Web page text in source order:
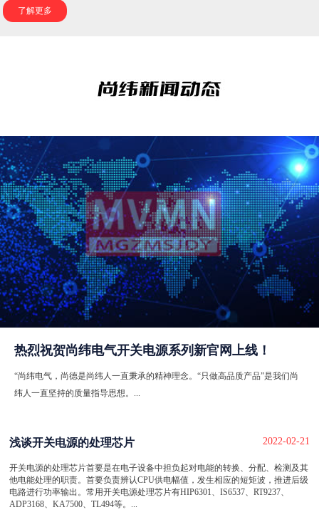
了解更多
热烈祝贺尚纬电气开关电源系列新官网上线！
“尚纬电气，尚德是尚纬人一直秉承的精神理念。“只做高品质产品”是我们尚
纬人一直坚持的质量指导思想。...
浅谈开关电源的处理芯片 2022-02-21
开关电源的处理芯片首要是在电子设备中担负起对电能的转换、分配、检测及其
他电能处理的职责。首要负责辨认CPU供电幅值，发生相应的短矩波，推进后级
电路进行功率输出。常用开关电源处理芯片有HIP6301、IS6537、RT9237、
ADP3168、KA7500、TL494等。...